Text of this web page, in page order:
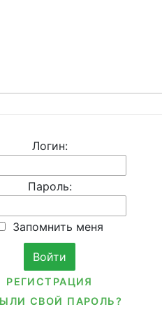
Логин:
Пароль:
Запомнить меня
РЕГИСТРАЦИЯ
СВОЙ ПАРОЛЬ?